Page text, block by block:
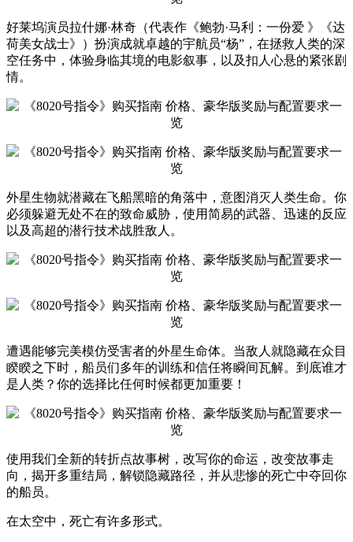
好莱坞演员拉什娜·林奇（代表作《鲍勃·马利：一份爱 》《达
荷美女战士》）扮演成就卓越的宇航员“杨”，在拯救人类的深
空任务中，体验身临其境的电影叙事，以及扣人心悬的紧张剧
情。
外星生物就潜藏在飞船黑暗的角落中，意图消灭人类生命。你
必须躲避无处不在的致命威胁，使用简易的武器、迅速的反应
以及高超的潜行技术战胜敌人。
遭遇能够完美模仿受害者的外星生命体。当敌人就隐藏在众目
睽睽之下时，船员们多年的训练和信任将瞬间瓦解。到底谁才
是人类？你的选择比任何时候都更加重要！
使用我们全新的转折点故事树，改写你的命运，改变故事走
向，揭开多重结局，解锁隐藏路径，并从悲惨的死亡中夺回你
的船员。
在太空中，死亡有许多形式。